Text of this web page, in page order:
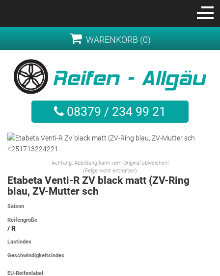
WARENKORB (0)
08379 / 234 99 21
Achtung: Abbildung kann vom Original abweichen!
(Felge nicht enthalten)
Etabeta Venti-R ZV black matt (ZV-Ring
blau, ZV-Mutter sch
Saison
Reifengröße
/ R
Lastindex
Geschwindigkeitsindex
EU-Reifenlabel